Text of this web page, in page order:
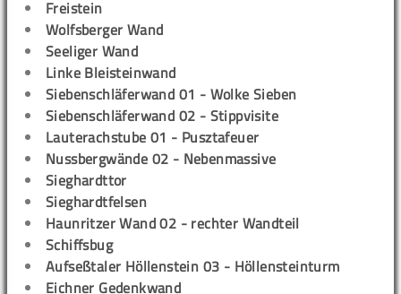
Freistein
Wolfsberger Wand
Seeliger Wand
Linke Bleisteinwand
Siebenschläferwand 01 - Wolke Sieben
Siebenschläferwand 02 - Stippvisite
Lauterachstube 01 - Pusztafeuer
Nussbergwände 02 - Nebenmassive
Sieghardttor
Sieghardtfelsen
Haunritzer Wand 02 - rechter Wandteil
Schiffsbug
Aufseßtaler Höllenstein 03 - Höllensteinturm
Eichner Gedenkwand